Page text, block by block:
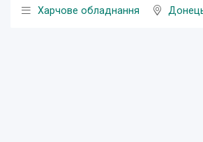
Харчове обладнання